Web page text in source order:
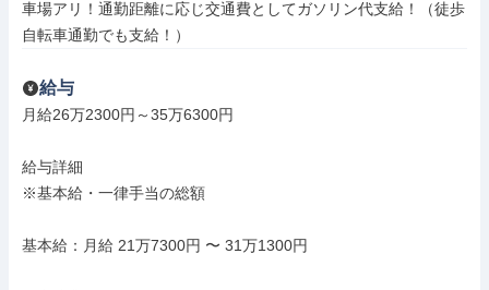
車場アリ！通勤距離に応じ交通費としてガソリン代支給！（徒歩
自転車通勤でも支給！）
給与
月給26万2300円～35万6300円
給与詳細
※基本給・一律手当の総額
基本給：月給 21万7300円 〜 31万1300円